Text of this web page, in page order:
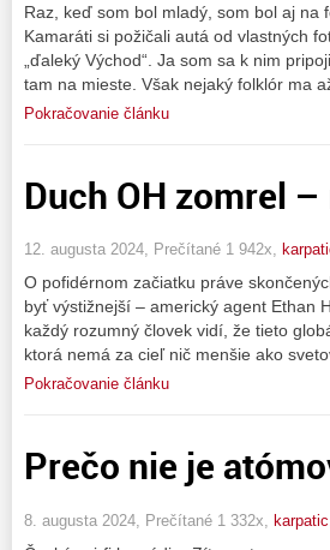
Raz, keď som bol mladý, som bol aj
Kamaráti si požičali autá od vlastných
„ďaleký Východ“. Ja som sa k nim
tam na mieste. Však nejaký folklór ma
Pokračovanie článku
Duch OH zomrel
12. augusta 2024, Prečítané 1 942x,
O pofidérnom začiatku práve
byť výstižnejší – americký agent Ethan
každý rozumný človek vidí, že tieto
ktorá nemá za cieľ nič menšie ako
Pokračovanie článku
Prečo nie je
8. augusta 2024, Prečítané 1 332x, karpatic